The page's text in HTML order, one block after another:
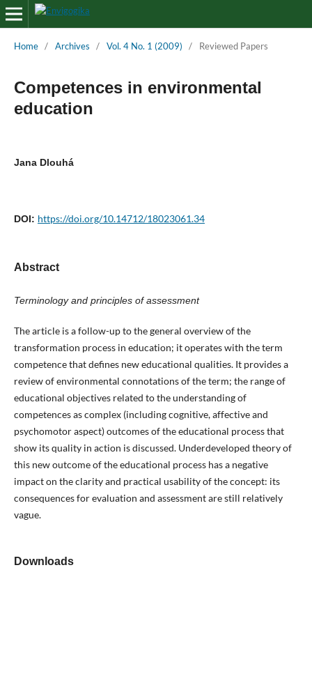
Home / Archives / Vol. 4 No. 1 (2009) / Reviewed Papers
Competences in environmental
education
Jana Dlouhá
DOI: https://doi.org/10.14712/18023061.34
Abstract
Terminology and principles of assessment
The article is a follow-up to the general overview of the
transformation process in education; it operates with the term
competence that defines new educational qualities. It provides a
review of environmental connotations of the term; the range of
educational objectives related to the understanding of
competences as complex (including cognitive, affective and
psychomotor aspect) outcomes of the educational process that
show its quality in action is discussed. Underdeveloped theory of
this new outcome of the educational process has a negative
impact on the clarity and practical usability of the concept: its
consequences for evaluation and assessment are still relatively
vague.
Downloads